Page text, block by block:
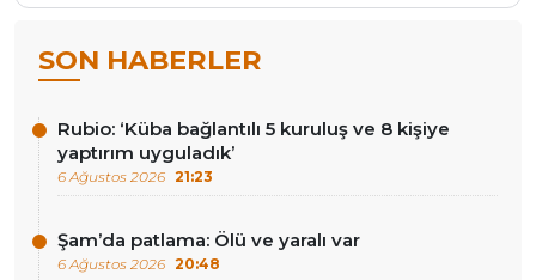
SON HABERLER
Rubio: ‘Küba bağlantılı 5 kuruluş ve 8 kişiye
yaptırım uyguladık’
6 Ağustos 2026 21:23
Şam’da patlama: Ölü ve yaralı var
6 Ağustos 2026 20:48